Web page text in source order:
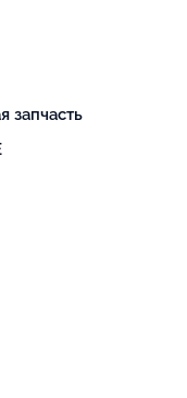
запчасть